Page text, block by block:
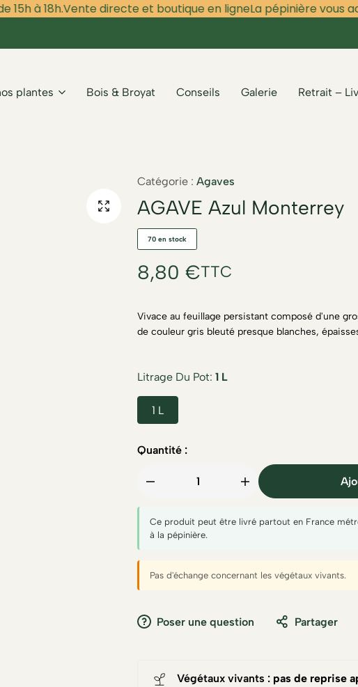
à 18h.Vente directe et boutique en ligneLa pépinière vous
plantes Bois & Broyat Conseils Galerie Retrait –
Catégorie : Agaves
AGAVE Azul Monterrey
70 en stock
8,80 €TTC
Vivace au feuillage persistant composé d'une
de couleur gris bleuté presque blanches,
Litrage Du Pot 1 L
1 L
Quantité :
Ce produit peut être livré partout en France
à la pépinière.
Pas d'échange concernant les végétaux vivants.
Poser une question Partager
Végétaux vivants : pas de reprise